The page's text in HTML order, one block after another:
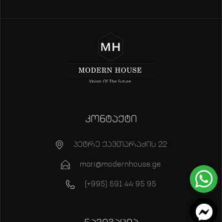
კონტაქტი
პეტრე ქავთარაძის 22
mari@modernhouse.ge
(+995) 591 44 95 95